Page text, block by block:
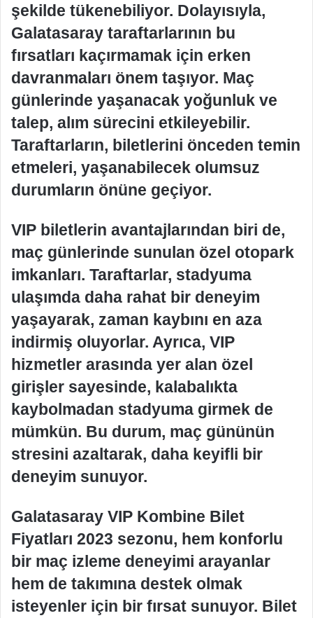
şekilde tükenebiliyor. Dolayısıyla,
Galatasaray taraftarlarının bu
fırsatları kaçırmamak için erken
davranmaları önem taşıyor. Maç
günlerinde yaşanacak yoğunluk ve
talep, alım sürecini etkileyebilir.
Taraftarların, biletlerini önceden temin
etmeleri, yaşanabilecek olumsuz
durumların önüne geçiyor.
VIP biletlerin avantajlarından biri de,
maç günlerinde sunulan özel otopark
imkanları. Taraftarlar, stadyuma
ulaşımda daha rahat bir deneyim
yaşayarak, zaman kaybını en aza
indirmiş oluyorlar. Ayrıca, VIP
hizmetler arasında yer alan özel
girişler sayesinde, kalabalıkta
kaybolmadan stadyuma girmek de
mümkün. Bu durum, maç gününün
stresini azaltarak, daha keyifli bir
deneyim sunuyor.
Galatasaray VIP Kombine Bilet
Fiyatları 2023 sezonu, hem konforlu
bir maç izleme deneyimi arayanlar
hem de takımına destek olmak
isteyenler için bir fırsat sunuyor. Bilet